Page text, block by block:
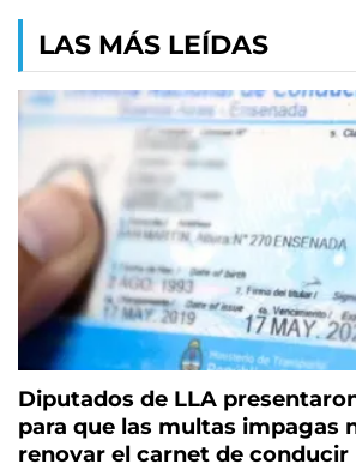
LAS MÁS LEÍDAS
Diputados de LLA
para que las multas impagas
renovar el carnet de conducir